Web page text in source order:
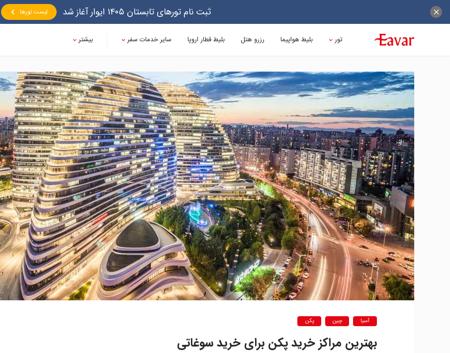
ثبت نام تورهای تابستان ۱۴۰۵ ایوار آغاز شد لیست تورها
تور بلیط هواپیما رزرو هتل بلیط قطار اروپا سایر خدمات سفر بیشتر
آسیا چین پکن
بهترین مراکز خرید پکن برای خرید سوغاتی